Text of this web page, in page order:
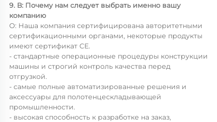
9. В: Почему нам следует выбрать именно вашу
компанию
О: Наша компания сертифицирована авторитетными
сертификационными органами, некоторые продукты
имеют сертификат CE.
- стандартные операционные процедуры конструкции
машины и строгий контроль качества перед
отгрузкой.
- самые полные автоматизированные решения и
аксессуары для полотенцескладывающей
промышленности.
- высокая способность к разработке на заказ,